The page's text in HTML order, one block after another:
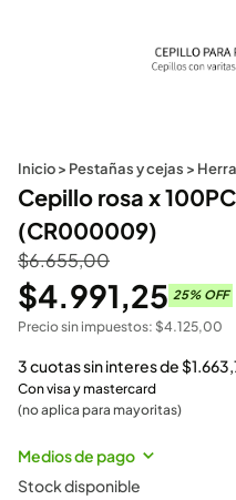
Inicio> Pestañas y cejas >
Cepillo rosa x
(CR000009)
$6.655,00
$4.991,25 25% OFF
Precio sin impuestos: $4.125,00
3 cuotas sin interes de$
Con visa y mastercard
(no aplica para mayoritas)
Medios de pago
Stock disponible